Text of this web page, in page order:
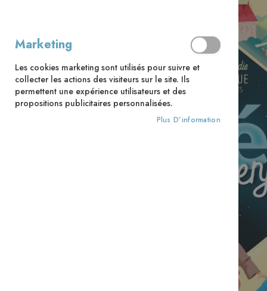
Marketing
Les cookies marketing sont utilisés pour suivre et
collecter les actions des visiteurs sur le site. Ils
permettent une expérience utilisateurs et des
propositions publicitaires personnalisées.
Plus D’information